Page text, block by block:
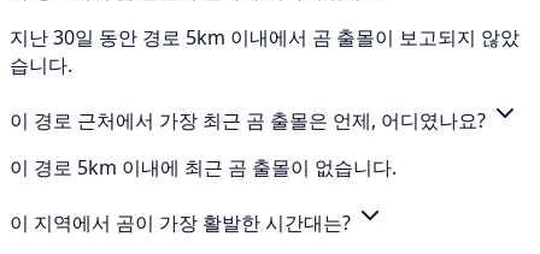
지난 30일 동안 경로 5km 이내에서 곰 출몰이 보고되지 않았
습니다.
이 경로 근처에서 가장 최근 곰 출몰은 언제, 어디였나요?
이 경로 5km 이내에 최근 곰 출몰이 없습니다.
이 지역에서 곰이 가장 활발한 시간대는?